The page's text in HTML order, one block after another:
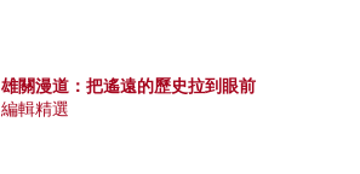
雄關漫道：把遙遠的歷史拉到眼前
編輯精選